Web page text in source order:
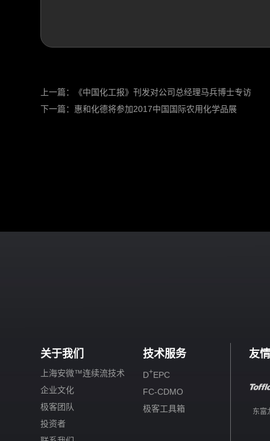
上一篇： 《中国化工报》刊发对公司总经理马兵博士专访
关于我们
上海安微™连续流技术
企业文化
极客团队
技术服务
D+EPC
FC-CDMO